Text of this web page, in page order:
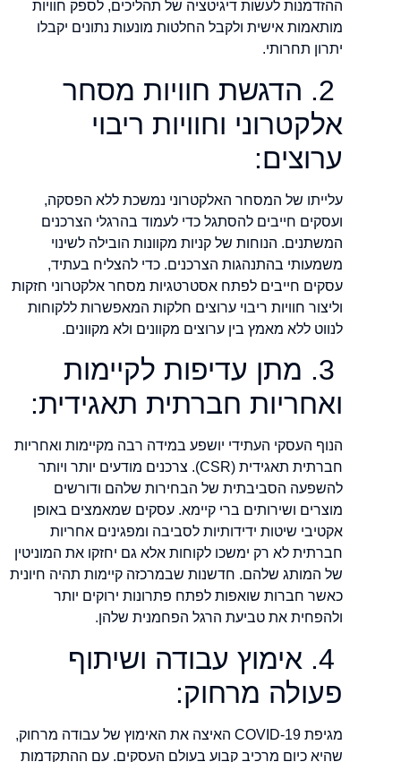
ההזדמנות לעשות דיגיטציה של תהליכים, לספק חוויות
מותאמות אישית ולקבל החלטות מונעות נתונים יקבלו
יתרון תחרותי.
2. הדגשת חוויות מסחר
אלקטרוני וחוויות ריבוי
ערוצים:
עלייתו של המסחר האלקטרוני נמשכת ללא הפסקה,
ועסקים חייבים להסתגל כדי לעמוד בהרגלי הצרכנים
המשתנים. הנוחות של קניות מקוונות הובילה לשינוי
משמעותי בהתנהגות הצרכנים. כדי להצליח בעתיד,
עסקים חייבים לפתח אסטרטגיות מסחר אלקטרוני חזקות
וליצור חוויות ריבוי ערוצים חלקות המאפשרות ללקוחות
לנווט ללא מאמץ בין ערוצים מקוונים ולא מקוונים.
3. מתן עדיפות לקיימות
ואחריות חברתית תאגידית:
הנוף העסקי העתידי יושפע במידה רבה מקיימות ואחריות
חברתית תאגידית (CSR). צרכנים מודעים יותר ויותר
להשפעה הסביבתית של הבחירות שלהם ודורשים
מוצרים ושירותים ברי קיימא. עסקים שמאמצים באופן
אקטיבי שיטות ידידותיות לסביבה ומפגינים אחריות
חברתית לא רק ימשכו לקוחות אלא גם יחזקו את המוניטין
של המותג שלהם. חדשנות שבמרכזה קיימות תהיה חיונית
כאשר חברות שואפות לפתח פתרונות ירוקים יותר
ולהפחית את טביעת הרגל הפחמנית שלהן.
4. אימוץ עבודה ושיתוף
פעולה מרחוק:
מגיפת COVID-19 האיצה את האימוץ של עבודה מרחוק,
שהיא כיום מרכיב קבוע בעולם העסקים. עם ההתקדמות